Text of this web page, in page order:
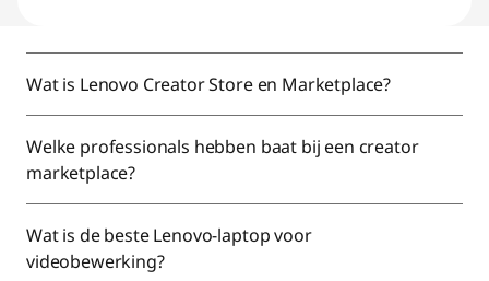
Wat is Lenovo Creator Store en Marketplace?
Welke professionals hebben baat bij een creator
marketplace?
Wat is de beste Lenovo-laptop voor
videobewerking?